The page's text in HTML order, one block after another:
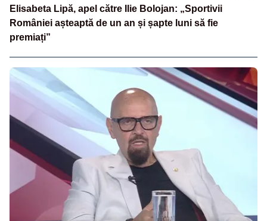
Elisabeta Lipă, apel către Ilie Bolojan: „Sportivii
României așteaptă de un an și șapte luni să fie
premiați”